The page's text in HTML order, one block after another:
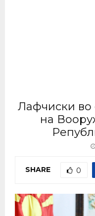
Лафчиски во
на
SHARE 0